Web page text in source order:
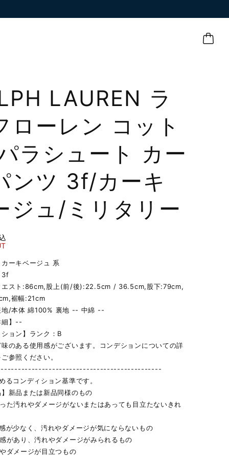
LAUREN ラ
ローレン コット
ラシュート カー
ンツ 3f/カーキ
ジュ/ミリタリー
ーキベージュ 系
3f
エスト:86cm,股上(前/後):22.5cm / 36.5cm,股下:79cm,
裾幅:21cm
地/本体 綿100% 裏地 -- 中綿 --
細】--
ョン】ランク：B
のある使用感がございます。コンデションについての詳
参照ください。
るコンディション基準です。
新品または新品同様のもの
た汚れやダメージがないまたはあっても目立たないきれ
が少なく、汚れやダメージが気にならないもの
があり、汚れやダメージがみられるもの
ダメージが目立つもの